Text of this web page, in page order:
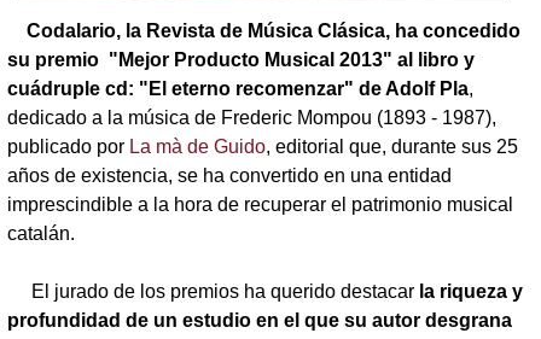
Codalario, la Revista de Música Clásica, ha concedido
su premio "Mejor Producto Musical 2013" al libro y
cuádruple cd: "El eterno recomenzar" de Adolf Pla,
dedicado a la música de Frederic Mompou (1893 - 1987),
publicado por La mà de Guido, editorial que, durante sus 25
años de existencia, se ha convertido en una entidad
imprescindible a la hora de recuperar el patrimonio musical
catalán.
El jurado de los premios ha querido destacar la riqueza y
profundidad de un estudio en el que su autor desgrana